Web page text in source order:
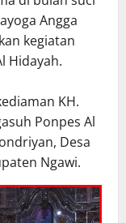
Angga
kegiatan
Hidayah.
KH.
Ponpes Al
Desa
Ngawi.